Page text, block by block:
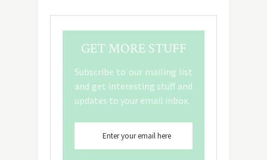
GET MORE STUFF
Subscribe to our mailing list
and get interesting stuff and
updates to your email inbox.